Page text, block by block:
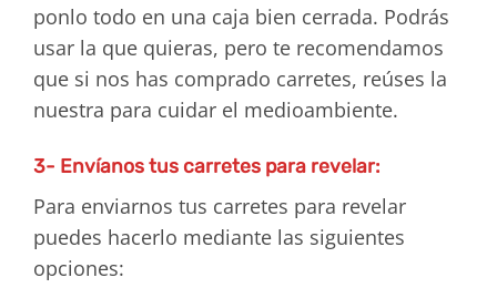
ponlo todo en una caja bien cerrada. Podrás
usar la que quieras, pero te recomendamos
que si nos has comprado carretes, reúses la
nuestra para cuidar el medioambiente.
3- Envíanos tus carretes para revelar:
Para enviarnos tus carretes para revelar
puedes hacerlo mediante las siguientes
opciones: